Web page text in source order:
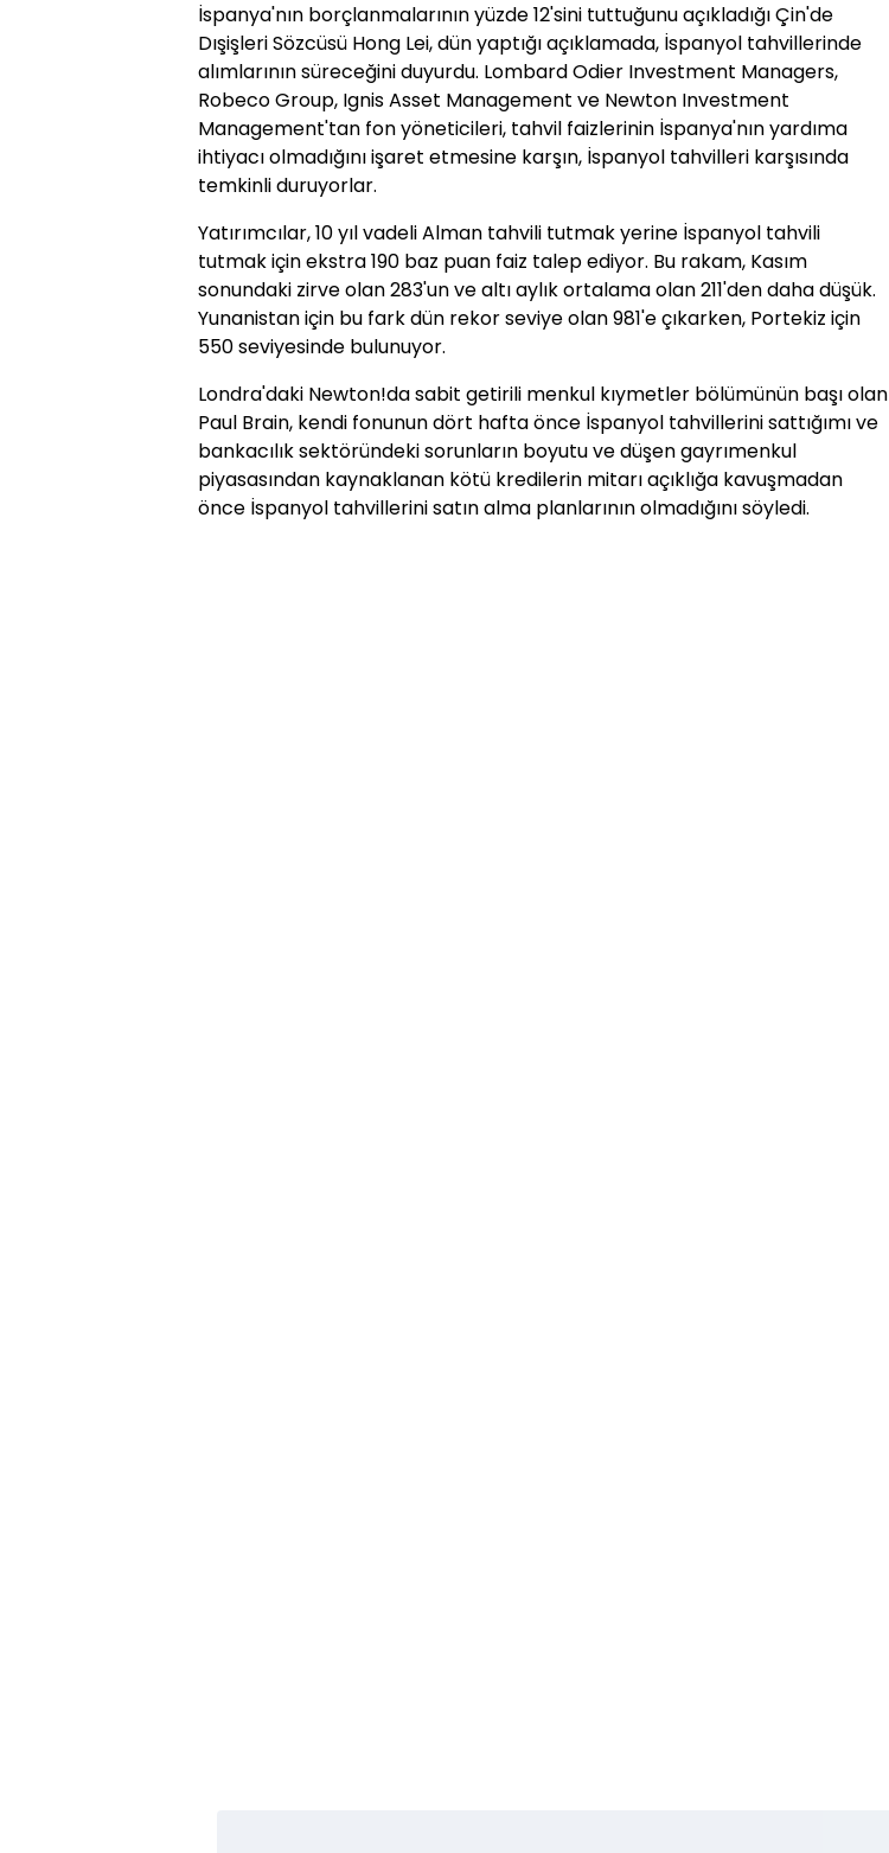
İspanya'nın borçlanmalarının yüzde 12'sini tuttuğunu açıkladığı Çin'de
Dışişleri Sözcüsü Hong Lei, dün yaptığı açıklamada, İspanyol tahvillerinde
alımlarının süreceğini duyurdu. Lombard Odier Investment Managers,
Robeco Group, Ignis Asset Management ve Newton Investment
Management'tan fon yöneticileri, tahvil faizlerinin İspanya'nın yardıma
ihtiyacı olmadığını işaret etmesine karşın, İspanyol tahvilleri karşısında
temkinli duruyorlar.
Yatırımcılar, 10 yıl vadeli Alman tahvili tutmak yerine İspanyol tahvili
tutmak için ekstra 190 baz puan faiz talep ediyor. Bu rakam, Kasım
sonundaki zirve olan 283'un ve altı aylık ortalama olan 211'den daha düşük.
Yunanistan için bu fark dün rekor seviye olan 981'e çıkarken, Portekiz için
550 seviyesinde bulunuyor.
Londra'daki Newton!da sabit getirili menkul kıymetler bölümünün başı olan
Paul Brain, kendi fonunun dört hafta önce İspanyol tahvillerini sattığımı ve
bankacılık sektöründeki sorunların boyutu ve düşen gayrımenkul
piyasasından kaynaklanan kötü kredilerin mitarı açıklığa kavuşmadan
önce İspanyol tahvillerini satın alma planlarının olmadığını söyledi.